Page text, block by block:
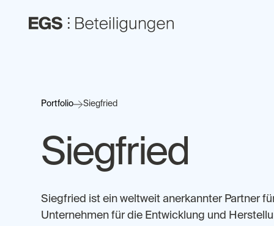
Portfolio Siegfried
Siegfried
Siegfried ist ein weltweit anerkannter Partner
Unternehmen für die Entwicklung und